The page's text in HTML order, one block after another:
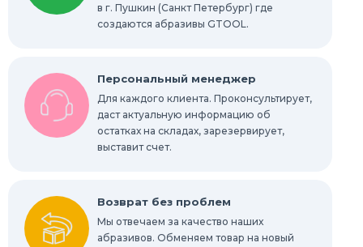
Радиальные шлифовальные круги
Конволютные круги
Абразивы для обработки труднодоступных
мест
в г. Пушкин (Санкт Петербург) где
создаются абразивы GTOOL.
Персональный менеджер
Для каждого клиента. Проконсультирует,
даст актуальную информацию об
остатках на складах, зарезервирует,
выставит счет.
Возврат без проблем
Мы отвечаем за качество наших
абразивов. Обменяем товар на новый